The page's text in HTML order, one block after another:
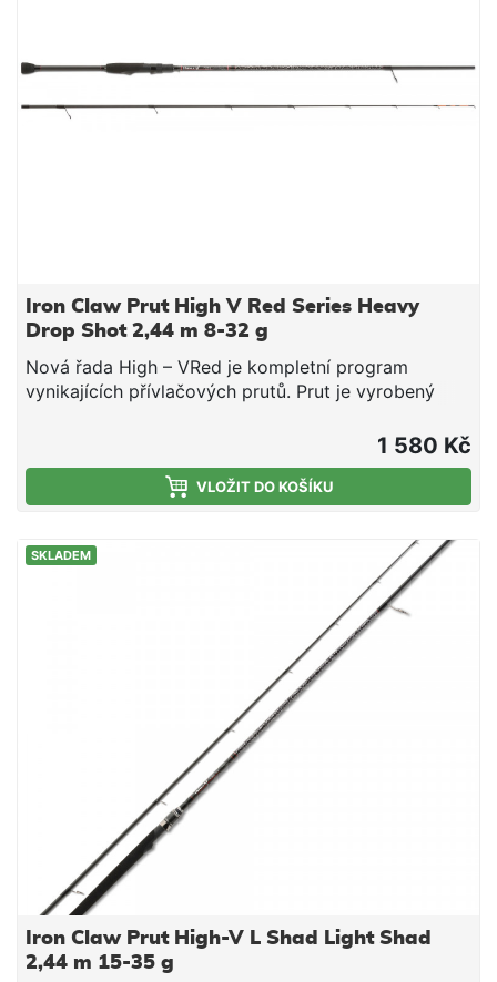
Iron Claw Prut High V Red Series Heavy
Drop Shot 2,44 m 8-32 g
Nová řada High – VRed je kompletní program
vynikajících přívlačových prutů. Prut je vyrobený
tun a jsou extrémně dobře vyvážené, samozřejmostí
jsou SIC očka.uhlíkový blankSIC
1981,98 m103 cm294 g8 - 32 g5675214HDS 2132,13
m110 cm2103 g8 - 32 g5675246HDS 2442,44 m127
cm2114 g8 - 32 g
1 580 Kč
VLOŽIT DO KOŠÍKU
SKLADEM
Iron Claw Prut High-V L Shad Light Shad
2,44 m 15-35 g